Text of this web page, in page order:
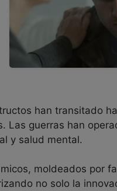
han transitado
Las guerras han
y salud mental.
moldeados por
no solo la